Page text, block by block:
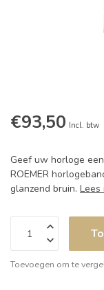
€93,50 Incl. btw
Geef uw horloge
ROEMER
glanzend bruin. Lees
Toevoegen om te